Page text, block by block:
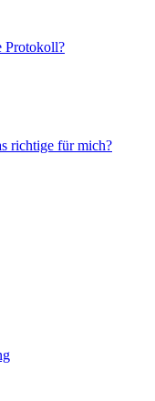
Protokoll?
richtige für mich?